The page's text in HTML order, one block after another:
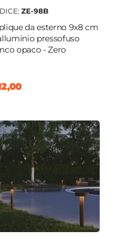
ZE-98B
da esterno 9x8 cm
pressofuso
opaco - Zero